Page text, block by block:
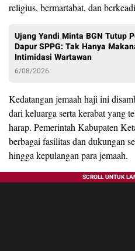
religius, bermartabat, dan
Ujang Yandi Minta BGN Tutup
Dapur SPPG: Tak Hanya
Intimidasi Wartawan
6/08/2026
Kedatangan jemaah haji ini
dari keluarga serta kerabat yang
harap. Pemerintah Kabupaten
berbagai fasilitas dan dukungan
hingga kepulangan para jemaah.